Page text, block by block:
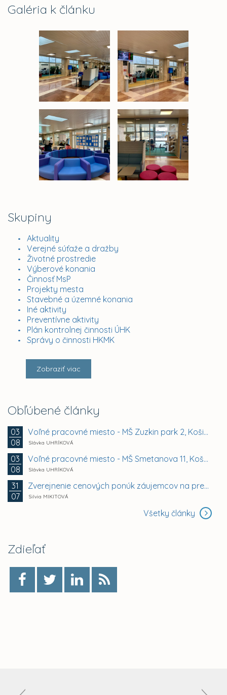
Galéria k článku
Skupiny
Aktuality
Verejné súťaže a dražby
Životné prostredie
Výberové konania
Činnosť MsP
Projekty mesta
Stavebné a územné konania
Iné aktivity
Preventívne aktivity
Plán kontrolnej činnosti ÚHK
Správy o činnosti HKMK
Zobraziť viac
Obľúbené články
03
08
Voľné pracovné miesto - MŠ Zuzkin park 2, Košice -...
Slávka UHRÍKOVÁ
03
08
Voľné pracovné miesto - MŠ Smetanova 11, Košice -...
Slávka UHRÍKOVÁ
31
07
Zverejnenie cenových ponúk záujemcov na prenájom...
Silvia MIKITOVÁ
Všetky články
Zdieľať